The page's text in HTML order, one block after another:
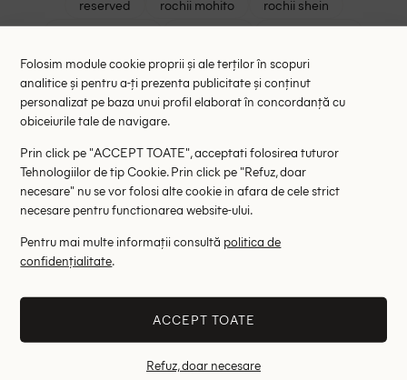
reserved rochii mohito
rochii shein
lenjerie triumph
rochii asos
asos romania
zara femei
sutiene triumph
shein rochii elegante
haine outlet zara
shein curve
magazin online shein
rochii mango
palton stradivarius
american eagle
ghete stradivarius
guess outlet
triaction
s oliver outlet
palton dama
rochii de ocazie
Bustiere sport Bustiera Nike, negru
Afla toate noutatile si fii inspirata de
newsletter-ul nostru
Folosim module cookie proprii și ale terților în scopuri
analitice și pentru a-ți prezenta publicitate și conținut
personalizat pe baza unui profil elaborat în concordanță cu
obiceiurile tale de navigare.
Prin click pe "ACCEPT TOATE", acceptati folosirea tuturor
Tehnologiilor de tip Cookie. Prin click pe "Refuz, doar
necesare" nu se vor folosi alte cookie in afara de cele strict
necesare pentru functionarea website-ului.
Pentru mai multe informații consultă politica de
confidențialitate.
ACCEPT TOATE
Refuz, doar necesare